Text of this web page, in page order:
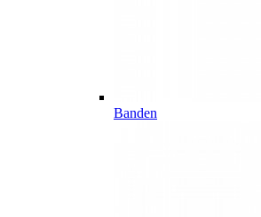
Banden